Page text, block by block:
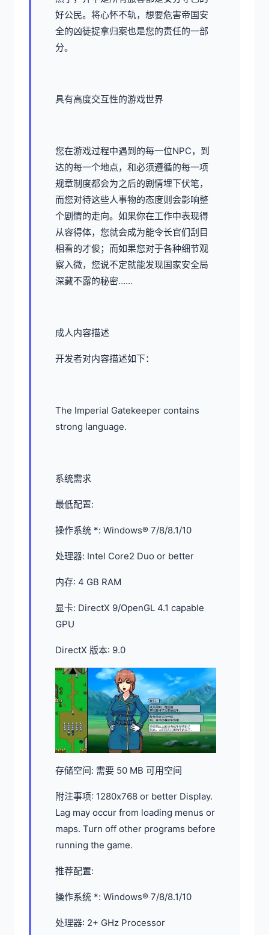
好公民。将心怀不轨，想要危害帝国安
全的凶徒捉拿归案也是您的责任的一部
分。
具有高度交互性的游戏世界
您在游戏过程中遇到的每一位NPC，到
达的每一个地点，和必须遵循的每一项
规章制度都会为之后的剧情埋下伏笔，
而您对待这些人事物的态度则会影响整
个剧情的走向。如果你在工作中表现得
从容得体，您就会成为能令长官们刮目
相看的才俊；而如果您对于各种细节观
察入微，您说不定就能发现国家安全局
深藏不露的秘密……
成人内容描述
开发者对内容描述如下：
The Imperial Gatekeeper contains
strong language.
系统需求
最低配置:
操作系统 *: Windows® 7/8/8.1/10
处理器: Intel Core2 Duo or better
内存: 4 GB RAM
显卡: DirectX 9/OpenGL 4.1 capable
GPU
DirectX 版本: 9.0
存储空间: 需要 50 MB 可用空间
附注事项: 1280x768 or better Display.
Lag may occur from loading menus or
maps. Turn off other programs before
running the game.
推荐配置:
操作系统 *: Windows® 7/8/8.1/10
处理器: 2+ GHz Processor